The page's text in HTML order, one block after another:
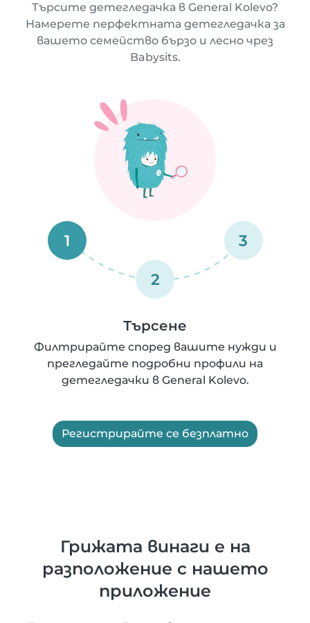
Търсите детегледачка в General Kolevo?
Намерете перфектната детегледачка за
вашето семейство бързо и лесно чрез
Babysits.
1
2
3
Търсене
Филтрирайте според вашите нужди и
прегледайте подробни профили на
детегледачки в General Kolevo.
Регистрирайте се безплатно
Грижата винаги е на
разположение с нашето
приложение